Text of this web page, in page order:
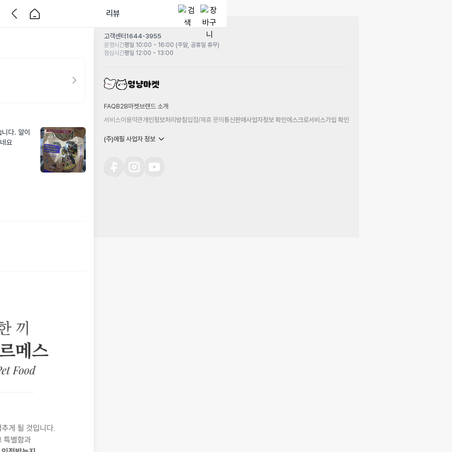
리뷰
다. 알이
요
고객센터1644-3955
운영시간평일 10:00 - 16:00 (주말, 공휴일 휴무)
점심시간평일 12:00 - 13:00
FAQB2B마켓 브랜드 소개
서비스이용약관개인정보처리방침입점/제휴 문의통신판매사업자정보 확인에스크로서비스가입 확인
(주)에필 사업자 정보